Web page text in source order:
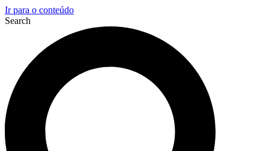
Ir para o conteúdo
Search